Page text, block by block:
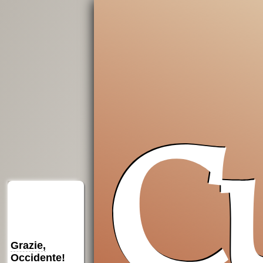
Medioevo
filosofico
Introduzione
filosofia
Insostituibile
democrazia